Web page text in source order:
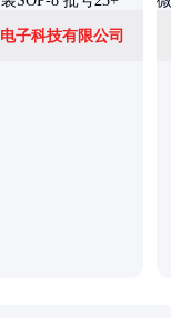
子科技有限公司